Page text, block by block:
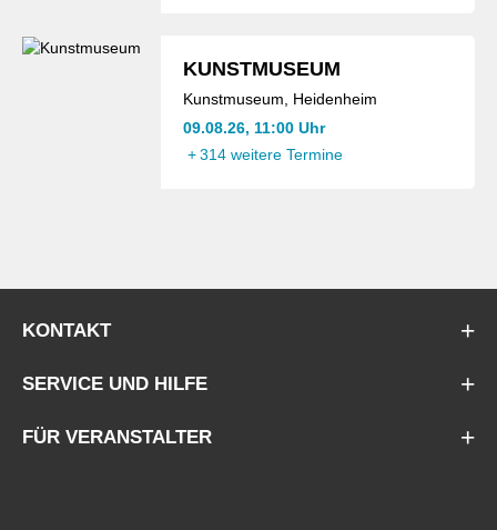
KUNSTMUSEUM
Kunstmuseum, Heidenheim
09.08.26, 11:00 Uhr
+ 314 weitere Termine
KONTAKT
SERVICE UND HILFE
FÜR VERANSTALTER